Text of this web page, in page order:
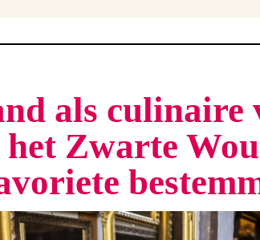
als culinaire
Zwarte